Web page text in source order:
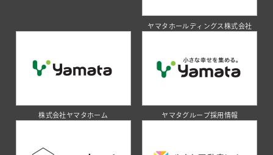
ヤマタホールディングス株式会社
株式会社ヤマタホーム ヤマタグループ採用情報